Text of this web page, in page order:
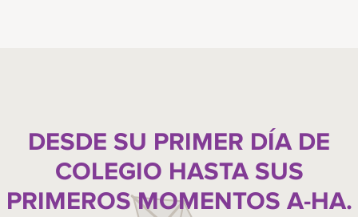
DESDE SU PRIMER DÍA DE
COLEGIO HASTA SUS
PRIMEROS MOMENTOS A-HA.